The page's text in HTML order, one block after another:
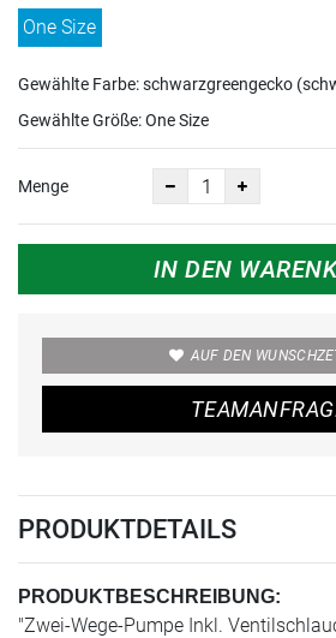
One Size
Gewählte Farbe: schwarzgreengecko
Gewählte Größe:One Size
Menge
IN DEN
AUF DEN
PRODUKTDETAILS
PRODUKTBESCHREIBUNG:
"Zwei-Wege-Pumpe Inkl.